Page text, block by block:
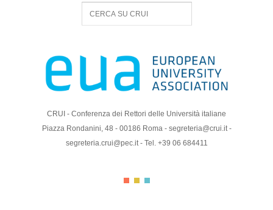
c
CRUI - Conferenza dei Rettori delle Università italiane
Piazza Rondanini, 48 - 00186 Roma - segreteria@crui.it -
segreteria.crui@pec.it - Tel. +39 06 684411